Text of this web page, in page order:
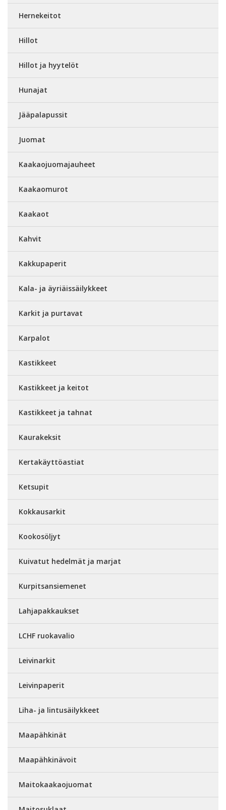
Hernekeitot
Hillot
Hillot ja hyytelöt
Hunajat
Jääpalapussit
Juomat
Kaakaojuomajauheet
Kaakaomurot
Kaakaot
Kahvit
Kakkupaperit
Kala- ja äyriäissäilykkeet
Karkit ja purtavat
Karpalot
Kastikkeet
Kastikkeet ja keitot
Kastikkeet ja tahnat
Kaurakeksit
Kertakäyttöastiat
Ketsupit
Kokkausarkit
Kookosöljyt
Kuivatut hedelmät ja marjat
Kurpitsansiemenet
Lahjapakkaukset
LCHF ruokavalio
Leivinarkit
Leivinpaperit
Liha- ja lintusäilykkeet
Maapähkinät
Maapähkinävoit
Maitokaakaojuomat